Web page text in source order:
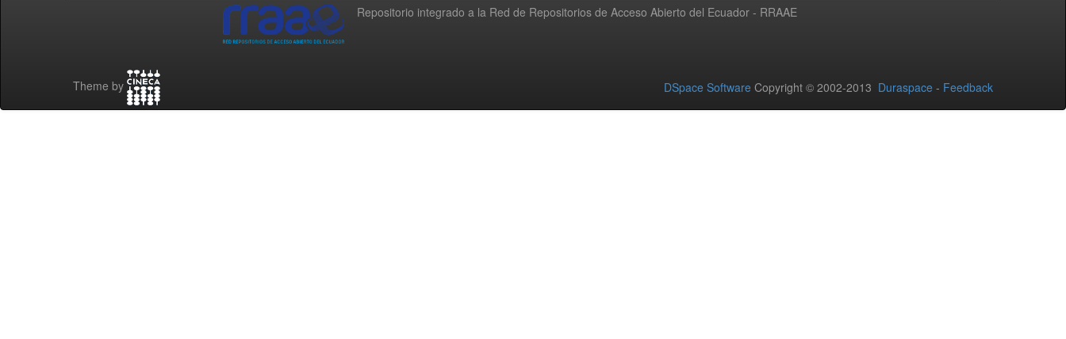
Repositorio integrado a la Red de Repositorios de Acceso Abierto del Ecuador - RRAAE
Theme by DSpace Software Copyright © 2002-2013 Duraspace - Feedback